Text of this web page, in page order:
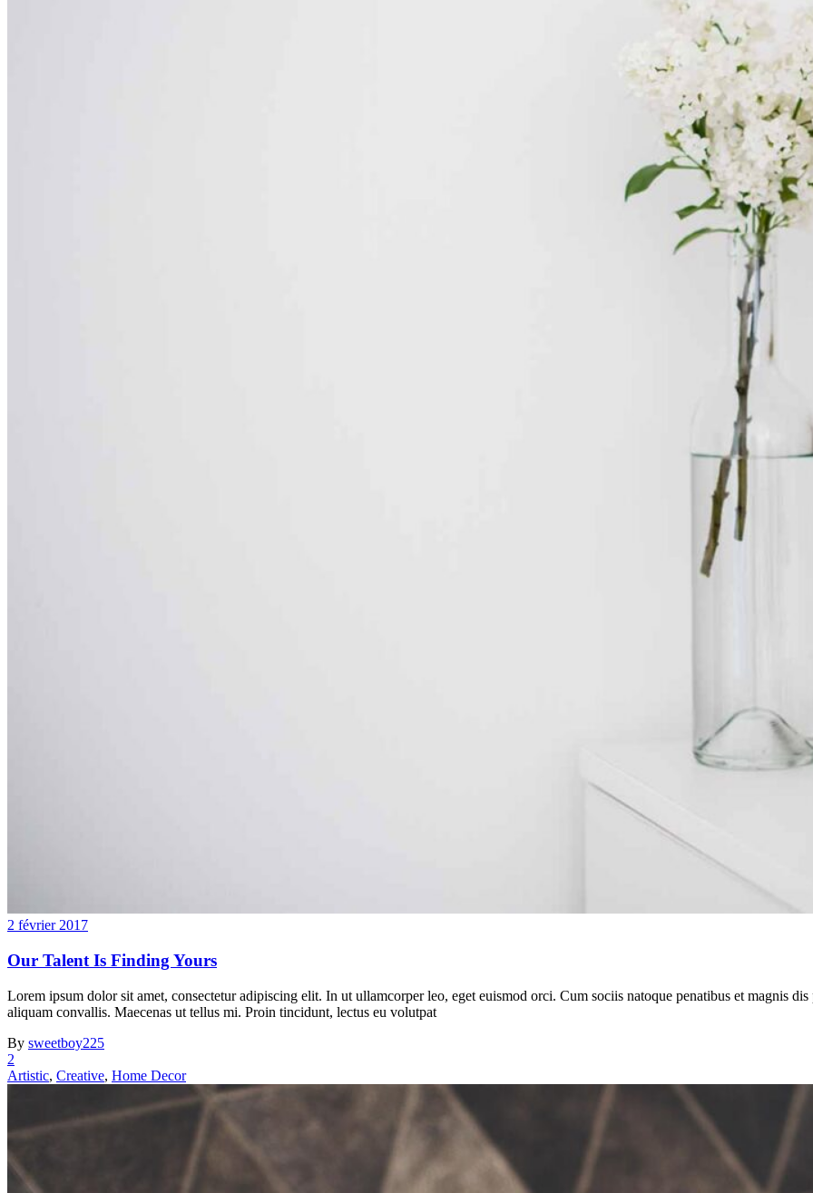
2 février 2017
Our Talent Is Finding Yours
Lorem ipsum dolor sit amet, consectetur adipiscing elit. In ut ullamcorper leo, eget euismod orci. Cum sociis natoque penatibus et magnis
aliquam convallis. Maecenas ut tellus mi. Proin tincidunt, lectus eu volutpat
By sweetboy225
2
Artistic, Creative, Home Decor